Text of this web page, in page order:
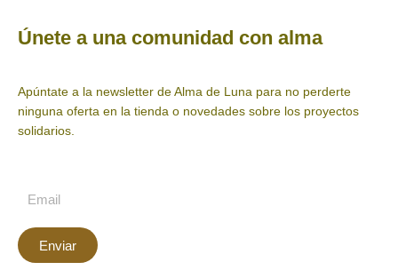
Únete a una comunidad con alma
Apúntate a la newsletter de Alma de Luna para no perderte
ninguna oferta en la tienda o novedades sobre los proyectos
solidarios.
Enviar